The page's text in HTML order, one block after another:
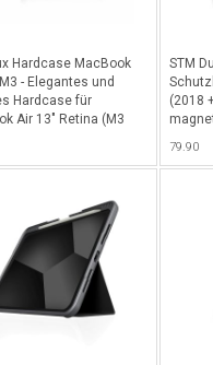
Hardcase MacBook
- Elegantes und
Hardcase für
Air 13″ Retina (M3
STM
(2018
79.90